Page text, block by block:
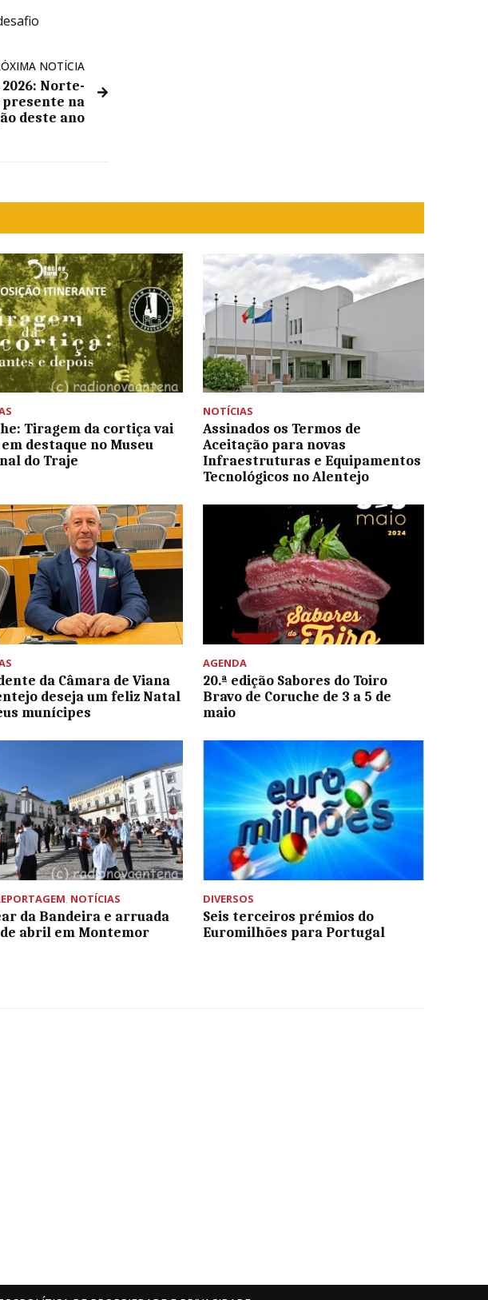
NOTÍCIA
Norte-
presente na
deste ano
Tiragem da cortiça vai
destaque no Museu
do Traje
NOTÍCIAS
Assinados os Termos de
Aceitação para novas
Infraestruturas e Equipamentos
Tecnológicos no Alentejo
da Câmara de Viana
deseja um feliz Natal
munícipes
AGENDA
20.ª edição Sabores do Toiro
Bravo de Coruche de 3 a 5 de
maio
, NOTÍCIAS
da Bandeira e arruada
de abril em Montemor
DIVERSOS
Seis terceiros prémios do
Euromilhões para Portugal